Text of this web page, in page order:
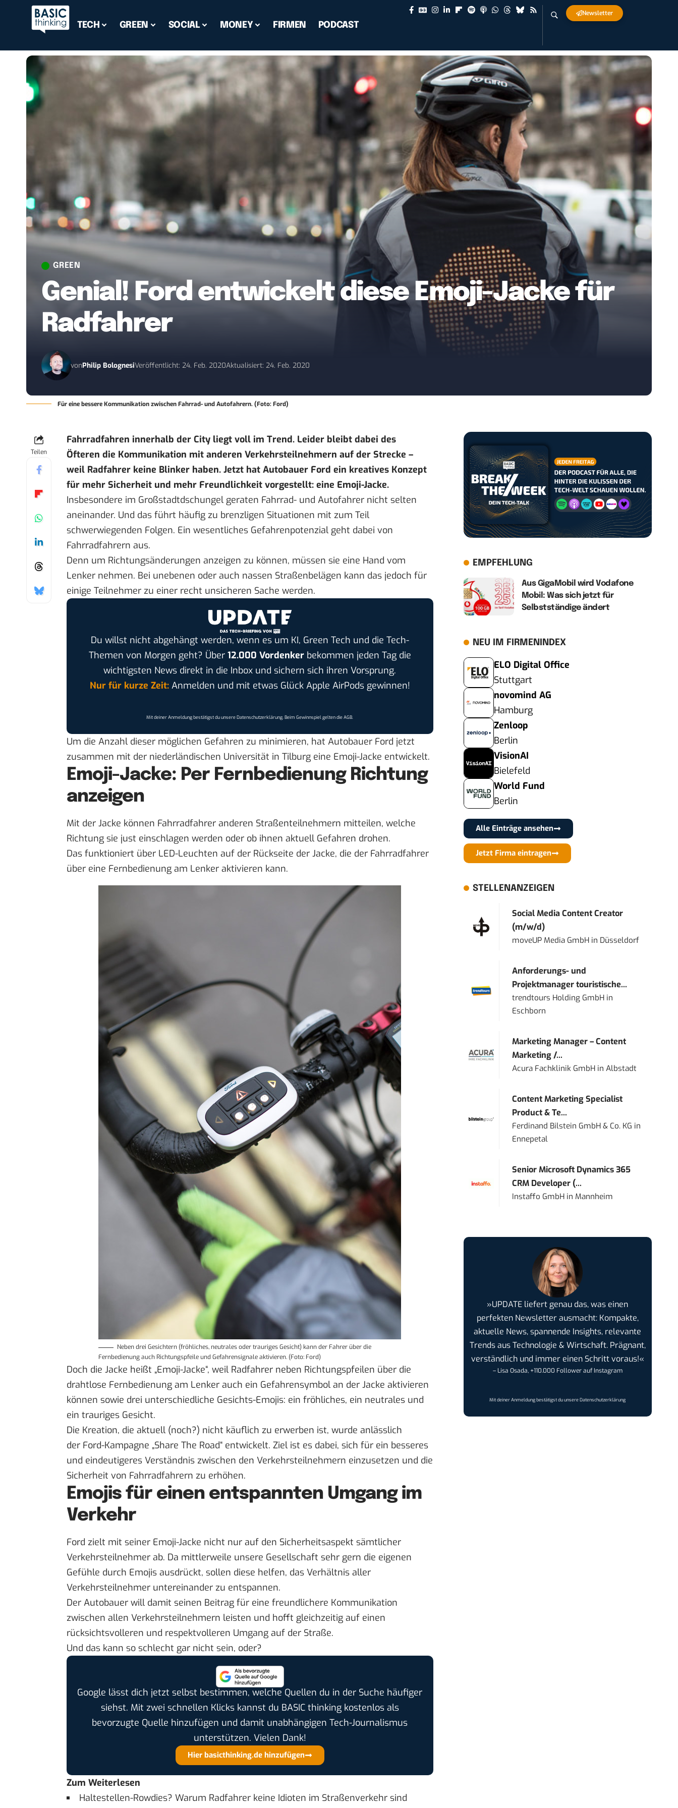
TECH GREEN SOCIAL MONEY FIRMEN PODCAST
Newsletter
GREEN
Genial! Ford entwickelt diese Emoji-Jacke für
Radfahrer
vonPhilip BolognesiVeröffentlicht: 24. Feb. 2020Aktualisiert: 24. Feb. 2020
Für eine bessere Kommunikation zwischen Fahrrad- und Autofahrern. (Foto: Ford)
Teilen
Fahrradfahren innerhalb der City liegt voll im Trend. Leider bleibt dabei des
Öfteren die Kommunikation mit anderen Verkehrsteilnehmern auf der Strecke –
weil Radfahrer keine Blinker haben. Jetzt hat Autobauer Ford ein kreatives Konzept
für mehr Sicherheit und mehr Freundlichkeit vorgestellt: eine Emoji-Jacke.
Insbesondere im Großstadtdschungel geraten Fahrrad- und Autofahrer nicht selten
aneinander. Und das führt häufig zu brenzligen Situationen mit zum Teil
schwerwiegenden Folgen. Ein wesentliches Gefahrenpotenzial geht dabei von
Fahrradfahrern aus.
Denn um Richtungsänderungen anzeigen zu können, müssen sie eine Hand vom
Lenker nehmen. Bei unebenen oder auch nassen Straßenbelägen kann das jedoch für
einige Teilnehmer zu einer recht unsicheren Sache werden.
Du willst nicht abgehängt werden, wenn es um KI, Green Tech und die Tech-
Themen von Morgen geht? Über 12.000 Vordenkerbekommen jeden Tag die
wichtigsten News direkt in die Inbox und sichern sich ihren Vorsprung.
Nur für kurze Zeit:Anmelden und mit etwas Glück Apple AirPods gewinnen!
Mit deiner Anmeldung bestätigst du unsereDatenschutzerklärung. Beim Gewinnspiel gelten dieAGB.
Um die Anzahl dieser möglichen Gefahren zu minimieren, hat Autobauer Ford jetzt
zusammen mit der niederländischen Universität in Tilburg eine Emoji-Jacke entwickelt.
Emoji-Jacke: Per Fernbedienung Richtung
anzeigen
Mit der Jacke können Fahrradfahrer anderen Straßenteilnehmern mitteilen, welche
Richtung sie just einschlagen werden oder ob ihnen aktuell Gefahren drohen.
Das funktioniert über LED-Leuchten auf der Rückseite der Jacke, die der Fahrradfahrer
über eine Fernbedienung am Lenker aktivieren kann.
Neben drei Gesichtern (fröhliches, neutrales oder trauriges Gesicht) kann der Fahrer über die
Fernbedienung auch Richtungspfeile und Gefahrensignale aktivieren. (Foto: Ford)
Doch die Jacke heißt „Emoji-Jacke“, weil Radfahrer neben Richtungspfeilen über die
drahtlose Fernbedienung am Lenker auch ein Gefahrensymbol an der Jacke aktivieren
können sowie drei unterschiedliche Gesichts-Emojis: ein fröhliches, ein neutrales und
ein trauriges Gesicht.
Die Kreation, die aktuell (noch?) nicht käuflich zu erwerben ist, wurde anlässlich
der Ford-Kampagne „Share The Road“ entwickelt. Ziel ist es dabei, sich für ein besseres
und eindeutigeres Verständnis zwischen den Verkehrsteilnehmern einzusetzen und die
Sicherheit von Fahrradfahrern zu erhöhen.
Emojis für einen entspannten Umgang im
Verkehr
Ford zielt mit seiner Emoji-Jacke nicht nur auf den Sicherheitsaspekt sämtlicher
Verkehrsteilnehmer ab. Da mittlerweile unsere Gesellschaft sehr gern die eigenen
Gefühle durch Emojis ausdrückt, sollen diese helfen, das Verhältnis aller
Verkehrsteilnehmer untereinander zu entspannen.
Der Autobauer will damit seinen Beitrag für eine freundlichere Kommunikation
zwischen allen Verkehrsteilnehmern leisten und hofft gleichzeitig auf einen
rücksichtsvolleren und respektvolleren Umgang auf der Straße.
Und das kann so schlecht gar nicht sein, oder?
Google lässt dich jetzt selbst bestimmen, welche Quellen du in der Suche häufiger
siehst. Mit zwei schnellen Klicks kannst du BASIC thinking kostenlos als
bevorzugte Quelle hinzufügen und damit unabhängigen Tech-Journalismus
unterstützen. Vielen Dank!
Hier basicthinking.de hinzufügen
Zum Weiterlesen
Haltestellen-Rowdies? Warum Radfahrer keine Idioten im Straßenverkehr sind
EMPFEHLUNG
Aus GigaMobil wird Vodafone
Mobil: Was sich jetzt für
Selbstständige ändert
NEU IM FIRMENINDEX
ELO Digital Office
Stuttgart
novomind AG
Hamburg
Zenloop
Berlin
VisionAI
Bielefeld
World Fund
Berlin
Alle Einträge ansehen
Jetzt Firma eintragen
STELLENANZEIGEN
Social Media Content Creator
(m/w/d)
moveUP Media GmbH in Düsseldorf
Anforderungs- und
Projektmanager touristische...
trendtours Holding GmbH in
Eschborn
Marketing Manager – Content
Marketing /...
Acura Fachklinik GmbH inAlbstadt
Content Marketing Specialist
Product & Te...
Ferdinand Bilstein GmbH & Co. KG in
Ennepetal
Senior Microsoft Dynamics 365
CRM Developer (...
Instaffo GmbH in Mannheim
»UPDATE liefert genau das, was einen
perfekten Newsletter ausmacht: Kompakte,
aktuelle News, spannende Insights, relevante
Trends aus Technologie & Wirtschaft. Prägnant,
verständlich und immer einen Schritt voraus!«
– Lisa Osada, +110.000 Follower auf Instagram
Mit deiner Anmeldung bestätigst du unsereDatenschutzerklärung